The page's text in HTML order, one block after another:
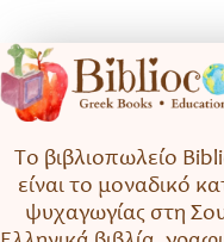
Το βιβλιοπωλείο
είναι το μοναδικό
ψυχαγωγίας στη